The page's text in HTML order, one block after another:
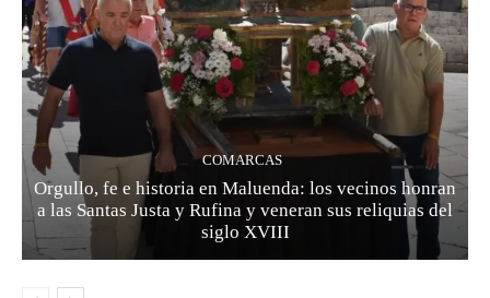
COMARCAS
Orgullo, fe e historia en Maluenda: los vecinos honran
a las Santas Justa y Rufina y veneran sus reliquias del
siglo XVIII